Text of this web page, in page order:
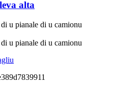
alta
u pianale di u camionu
u pianale di u camionu